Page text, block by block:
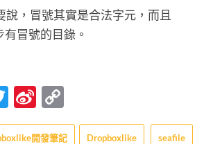
說，冒號其實是合法字元，而且
冒號的目錄。
Twitter
Sina
Weibo
Link
開發筆記 Dropboxlike seafile